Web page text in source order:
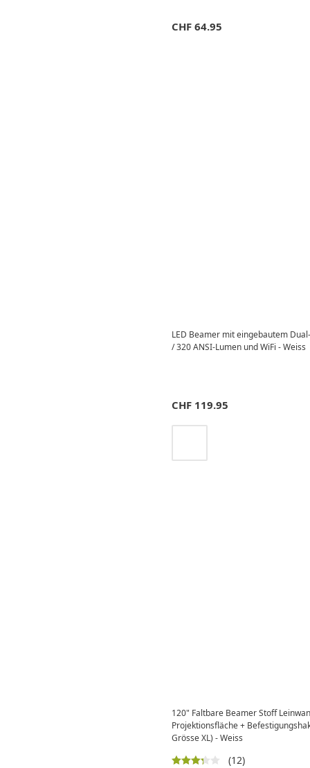
CHF 64.95
LED Beamer mit eingebautem
/ 320 ANSI-Lumen und WiFi - Weiss
CHF 119.95
120" Faltbare Beamer Stoff
Projektionsfläche +
Grösse XL) - Weiss
(12)